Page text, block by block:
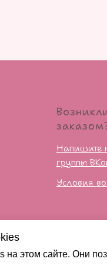
на этом сайте. Они
Напишите
группы
Условия